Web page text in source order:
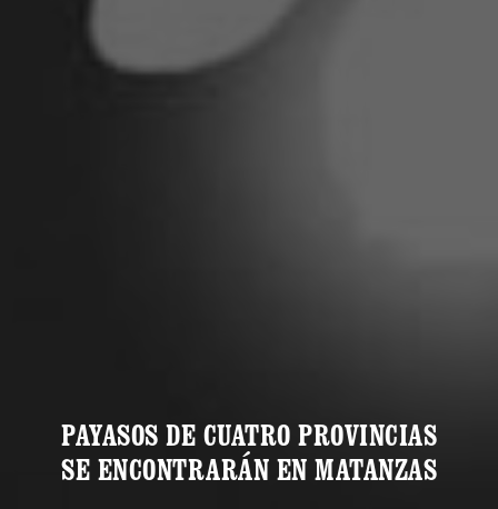
PAYASOS DE CUATRO PROVINCIAS
SE ENCONTRARÁN EN MATANZAS